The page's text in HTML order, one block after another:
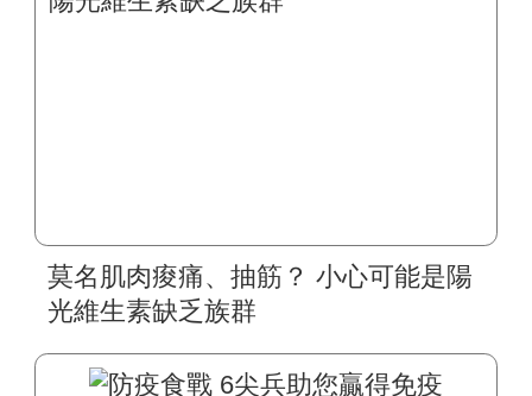
莫名肌肉痠痛、抽筋？ 小心可能是陽
光維生素缺乏族群